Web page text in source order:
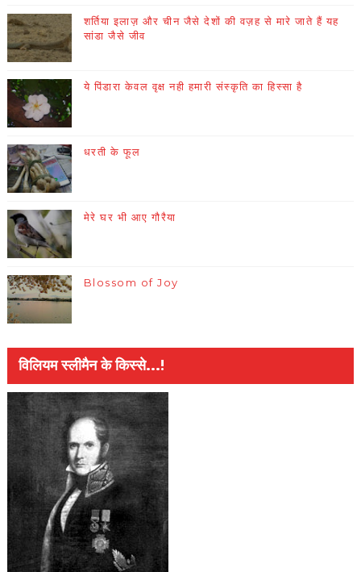
शर्तिया इलाज़ और चीन जैसे देशों की वज़ह से मारे जाते हैं यह
सांडा जैसे जीव
ये पिंडारा केवल वृक्ष नही हमारी संस्कृति का हिस्सा है
धरती के फूल
मेरे घर भी आए गौरैया
Blossom of Joy
विलियम स्लीमैन के किस्से...!